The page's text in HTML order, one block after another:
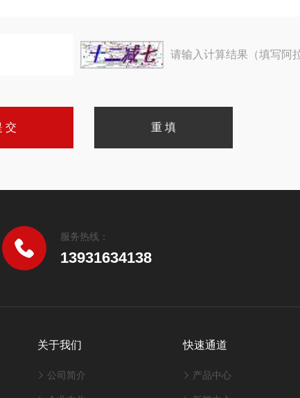
请输入计算结果（填写阿
服务热线：
13931634138
关于我们
公司简介
快速通道
产品中心